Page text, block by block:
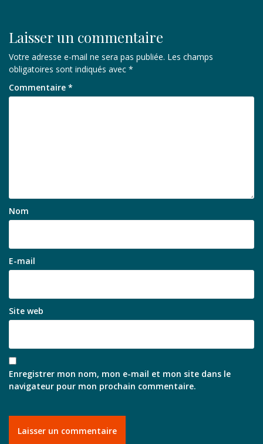
Laisser un commentaire
Votre adresse e-mail ne sera pas publiée. Les champs
obligatoires sont indiqués avec *
Commentaire *
Nom
E-mail
Site web
Enregistrer mon nom, mon e-mail et mon site dans le
navigateur pour mon prochain commentaire.